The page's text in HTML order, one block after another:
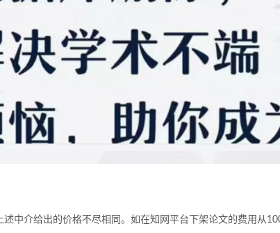
述中介给出的价格不尽相同。如在知网平台下架论文的费用从